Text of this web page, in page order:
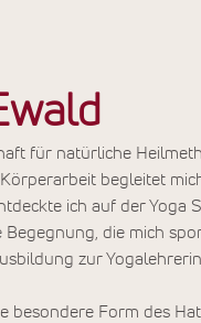
für natürliche
begleitet
ich auf der Yoga
Begegnung, die mich
zur
besondere Form des